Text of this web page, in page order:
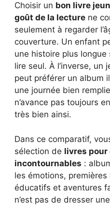
Choisir un bon livre
goût de la lecture ne
seulement à regarder
couverture. Un enfant
une histoire plus longue
lire seul. À l’inverse, un
peut préférer un album
une journée bien
n’avance pas toujours
très bien ainsi.
Dans ce comparatif,
sélection de livres pour
incontournables :
les émotions,
éducatifs et aventures
n’est pas de dresser